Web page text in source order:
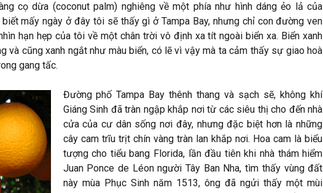
cọ dừa (coconut palm) nghiêng về một phía như hình dáng ẻo lả của
mấy ngày ở đây tôi sẽ thấy gì ở Tampa Bay, nhưng chỉ con đường ven
hạn hẹp của tôi về một chân trời vô định xa tít ngoài biển xa. Biển xanh
và cũng xanh ngắt như màu biển, có lẽ vì vậy mà ta cảm thấy sự giao hoà
gang tấc.
Đường phố Tampa Bay thênh thang và sạch sẽ, không khí
Giáng Sinh đã tràn ngập khắp nơi từ các siêu thị cho đến nhà
cửa của cư dân sống nơi đây, nhưng đặc biệt hơn là những
cây cam trĩu trịt chín vàng tràn lan khắp nơi. Hoa cam là biểu
tượng cho tiểu bang Florida, lần đầu tiên khi nhà thám hiểm
Juan Ponce de Léon người Tây Ban Nha, tìm thấy vùng đất
này mùa Phục Sinh năm 1513, ông đã ngửi thấy một mùi